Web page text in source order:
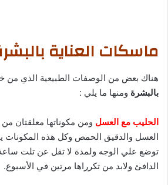
ماسكات العناية
هناك بعض من الوصفات الطبيعية الذي من
بالبشرة ومنها ما يلي :
الحليب مع العسل ومن مكوناتها معلقتان
العسل والدقيق الحمص وكل هذه المكونات
توضع علي الوجه ولمدة لا تقل عن تلت ساعة
الدافئ ولابد من تكرراها مرتين في الأسبوع.